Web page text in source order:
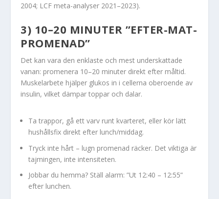
2004; LCF meta-analyser 2021–2023).
3) 10–20 MINUTER ”EFTER-MAT-
PROMENAD”
Det kan vara den enklaste och mest underskattade
vanan: promenera 10–20 minuter direkt efter måltid.
Muskelarbete hjälper glukos in i cellerna oberoende av
insulin, vilket dämpar toppar och dalar.
Ta trappor, gå ett varv runt kvarteret, eller kör lätt
hushållsfix direkt efter lunch/middag.
Tryck inte hårt – lugn promenad räcker. Det viktiga är
tajmingen, inte intensiteten.
Jobbar du hemma? Ställ alarm: ”Ut 12:40 – 12:55”
efter lunchen.